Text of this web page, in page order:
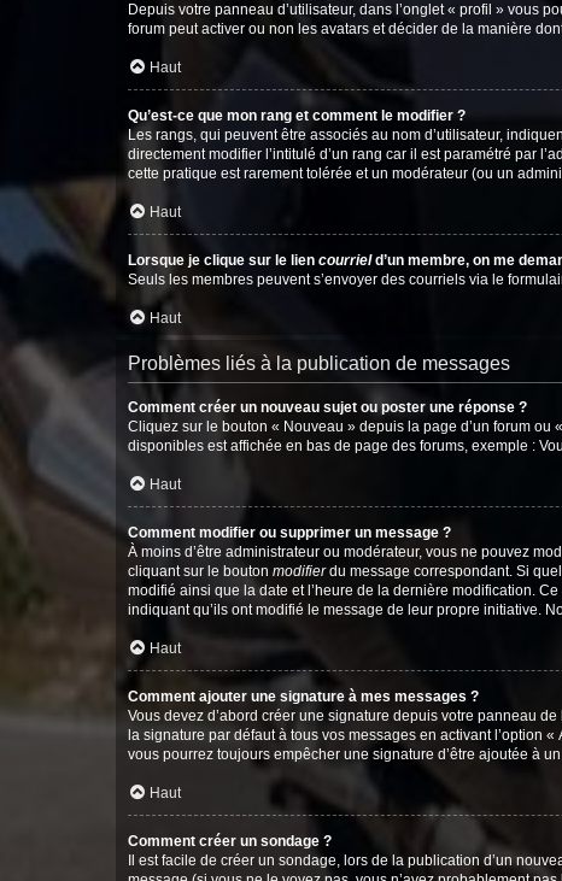
Depuis votre panneau d’utilisateur, dans l’onglet « profil » vous
forum peut activer ou non les avatars et décider de la manière
Haut
Qu’est-ce que mon rang et comment le modifier ?
Les rangs, qui peuvent être associés au nom d’utilisateur,
directement modifier l’intitulé d’un rang car il est paramétré par
cette pratique est rarement tolérée et un modérateur (ou un
Haut
Lorsque je clique sur le lien courrield’un membre, on me
Seuls les membres peuvent s’envoyer des courriels via le
Haut
Problèmes liés à la publication de messages
Comment créer un nouveau sujet ou poster une réponse ?
Cliquez sur le bouton « Nouveau » depuis la page d’un forum
disponibles est affichée en bas de page des forums, exemple :
Haut
Comment modifier ou supprimer un message ?
À moins d’être administrateur ou modérateur, vous ne pouvez
cliquant sur le bouton modifierdu message correspondant. Si
modifié ainsi que la date et l’heure de la dernière modification.
indiquant qu’ils ont modifié le message de leur propre initiative.
Haut
Comment ajouter une signature à mes messages ?
Vous devez d’abord créer une signature depuis votre panneau
la signature par défaut à tous vos messages en activant l’option
vous pourrez toujours empêcher une signature d’être ajoutée à
Haut
Comment créer un sondage ?
Il est facile de créer un sondage, lors de la publication d’un